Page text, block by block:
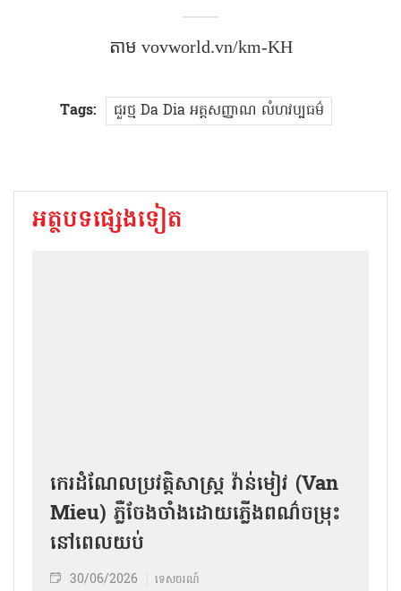
តាម vovworld.vn/km-KH
Tags: ជួរថ្ម Da Dia អត្តសញ្ញាណ លំហវប្បធម៌
អត្ថបទផ្សេងទៀត
កេរដំណែលប្រវត្តិសាស្ត្រ វ៉ាន់មៀវ (Van
Mieu) ភ្លឺចែងចាំងដោយភ្លើងពណ៌ចម្រុះ
នៅពេលយប់
30/06/2026 ទេសចរណ៍